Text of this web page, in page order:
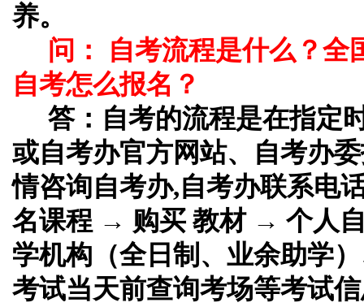
养。
问： 自考流程是什么？全
自考怎么报名？
答： 自考的流程是在指定
或自考办官方网站、自考办
情咨询自考办,自考办联系电
名课程 → 购买 教材 → 个人
学机构（全日制、业余助学
考试当天前查询考场等考试